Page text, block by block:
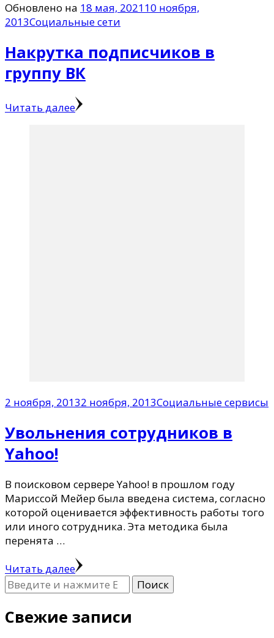
Обновлено на 18 мая, 202110 ноября,
2013Социальные сети
Накрутка подписчиков в
группу ВК
Читать далее
2 ноября, 20132 ноября, 2013Социальные сервисы
Увольнения сотрудников в
Yahoo!
В поисковом сервере Yahoo! в прошлом году
Мариссой Мейер была введена система, согласно
которой оценивается эффективность работы того
или иного сотрудника. Эта методика была
перенята …
Читать далее
Ищите
что-
то?
Свежие записи